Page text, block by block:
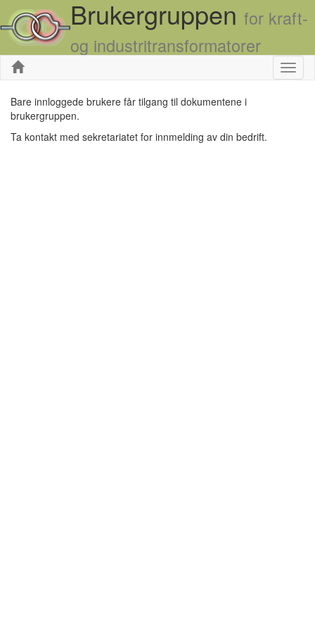
Brukergruppen for kraft-
og industritransformatorer
Skjul
Bare innloggede brukere får tilgang til dokumentene i
brukergruppen.
Ta kontakt med sekretariatet for innmelding av din bedrift.